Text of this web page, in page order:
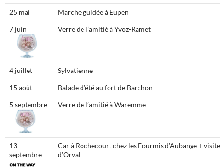
25 mai Marche guidée à Eupen
7 juin Verre de l’amitié à Yvoz-Ramet
4 juillet Sylvatienne
15 août Balade d’été au fort de Barchon
5 septembre Verre de l’amitié à Waremme
13
septembre
Car à Rochecourt chez les Fourmis d’Aubange +
d’Orval